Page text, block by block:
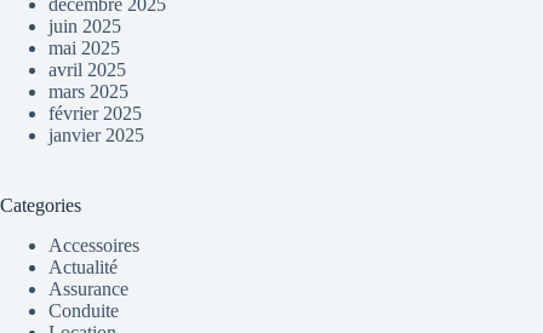
décembre 2025
juin 2025
mai 2025
avril 2025
mars 2025
février 2025
janvier 2025
Categories
Accessoires
Actualité
Assurance
Conduite